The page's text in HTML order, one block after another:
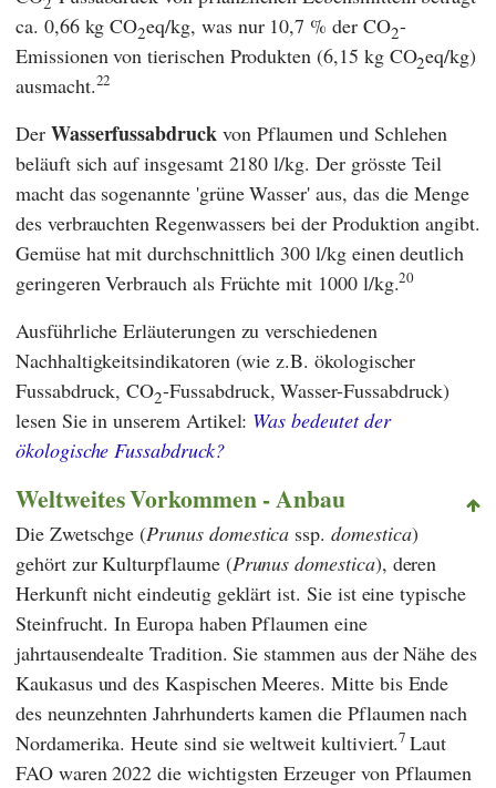
ca. 0,66 kg CO2eq/kg, was nur 10,7 % der CO2-
Emissionen von tierischen Produkten (6,15 kg CO2eq/kg)
ausmacht.22
Der Wasserfussabdruck von Pflaumen und Schlehen
beläuft sich auf insgesamt 2180 l/kg. Der grösste Teil
macht das sogenannte 'grüne Wasser' aus, das die Menge
des verbrauchten Regenwassers bei der Produktion angibt.
Gemüse hat mit durchschnittlich 300 l/kg einen deutlich
geringeren Verbrauch als Früchte mit 1000 l/kg.20
Ausführliche Erläuterungen zu verschiedenen
Nachhaltigkeitsindikatoren (wie z.B. ökologischer
Fussabdruck, CO2-Fussabdruck, Wasser-Fussabdruck)
lesen Sie in unserem Artikel: Was bedeutet der
ökologische Fussabdruck?
Weltweites Vorkommen - Anbau
Die Zwetschge (Prunus domestica ssp. domestica)
gehört zur Kulturpflaume (Prunus domestica), deren
Herkunft nicht eindeutig geklärt ist. Sie ist eine typische
Steinfrucht. In Europa haben Pflaumen eine
jahrtausendealte Tradition. Sie stammen aus der Nähe des
Kaukasus und des Kaspischen Meeres. Mitte bis Ende
des neunzehnten Jahrhunderts kamen die Pflaumen nach
Nordamerika. Heute sind sie weltweit kultiviert.7 Laut
FAO waren 2022 die wichtigsten Erzeuger von Pflaumen